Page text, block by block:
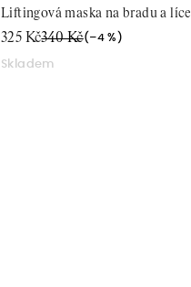
325 Kč340 Kč(–4 %)
Skladem
Liftingová maska na bradu a líce